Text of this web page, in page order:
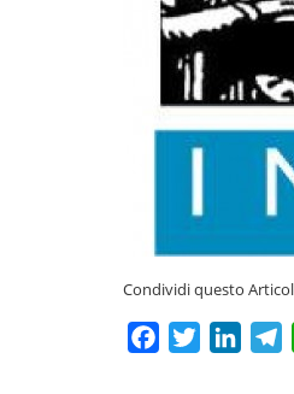
Condividi questo
FacebookTwitter